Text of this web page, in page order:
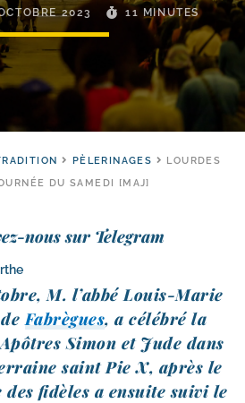
2023 11 MINUTES
PÈLERINAGES
LOURDES
DU SAMEDI [MAJ]
nous sur Telegram
M. l’ab­bé Louis-​Marie
Fabrègues, a célé­bré la
Simon et Jude dans
saint Pie X, après le
fidèles a ensuite sui­vi le